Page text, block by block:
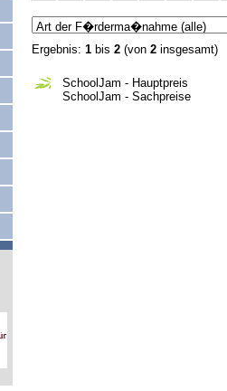
Ergebnis: 1 bis 2 (von 2 insgesamt)
SchoolJam - Hauptpreis
SchoolJam - Sachpreise